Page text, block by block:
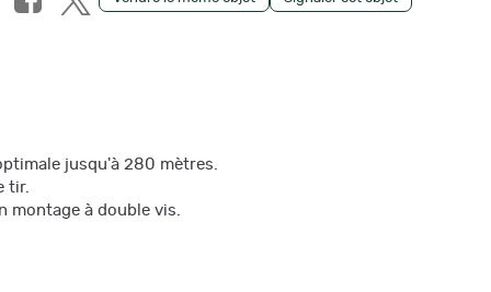
jusqu'à 280 mètres.
tir.
montage à double vis.